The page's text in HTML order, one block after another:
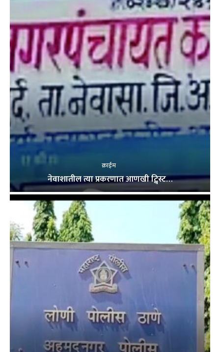
क्राईम
नेवाशातील त्या प्रकरणात आणखी ट्विस्ट…